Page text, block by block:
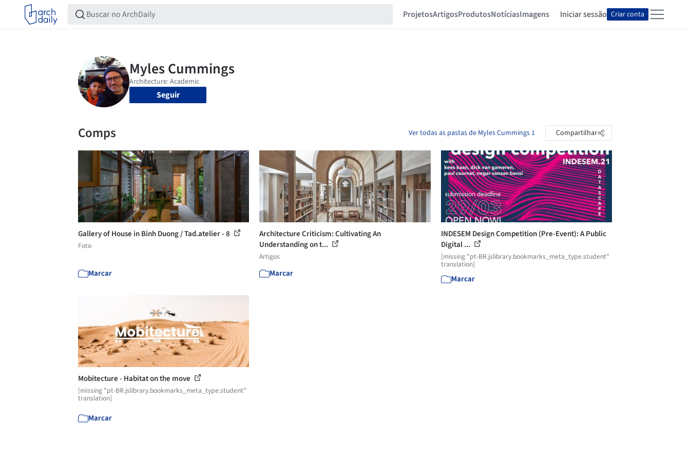
ProjetosArtigosProdutosNotíciasImagens Iniciar sessão Criar conta
Seguir
Comps Ver todas as pastas de Myles Cummings 1 Compartilhar
Gallery of House in Binh Duong / Tad.atelier - 8
Foto
Marcar
Architecture Criticism: Cultivating An
Understanding on t...
Artigos
Marcar
INDESEM Design Competition (Pre-Event): A Public
Digital ...
[missing "pt-BR.jslibrary.bookmarks_meta_type.student"
translation]
Marcar
Mobitecture - Habitat on the move
[missing "pt-BR.jslibrary.bookmarks_meta_type.student"
translation]
Marcar